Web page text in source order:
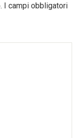
I campi obbligatori